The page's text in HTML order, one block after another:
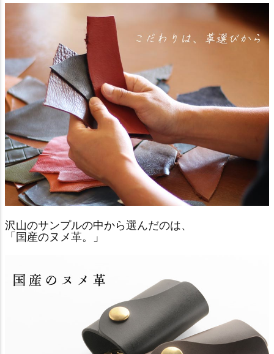
沢山のサンプルの中から選んだのは、
「国産のヌメ革。」